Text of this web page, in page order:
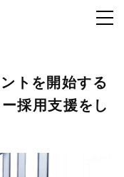
トを開始する
採用支援をし